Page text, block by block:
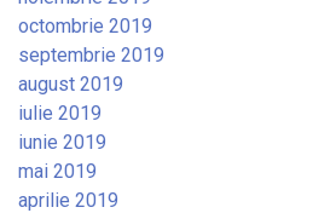
octombrie 2019
septembrie 2019
august 2019
iulie 2019
iunie 2019
mai 2019
aprilie 2019